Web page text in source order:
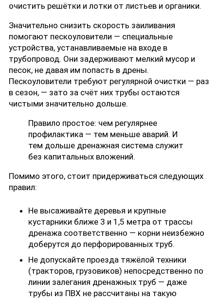
очистить решётки и лотки от листьев и органики.
Значительно снизить скорость заиливания
помогают пескоуловители — специальные
устройства, устанавливаемые на входе в
трубопровод. Они задерживают мелкий мусор и
песок, не давая им попасть в дрены.
Пескоуловители требуют регулярной очистки — раз
в сезон, — зато за счёт них трубы остаются
чистыми значительно дольше.
Правило простое: чем регулярнее
профилактика — тем меньше аварий. И
тем дольше дренажная система служит
без капитальных вложений.
Помимо этого, стоит придерживаться следующих
правил:
Не высаживайте деревья и крупные
кустарники ближе 3 и 1,5 метра от трассы
дренажа соответственно — корни неизбежно
доберутся до перфорированных труб.
Не допускайте проезда тяжёлой техники
(тракторов, грузовиков) непосредственно по
линии залегания дренажных труб — даже
трубы из ПВХ не рассчитаны на такую